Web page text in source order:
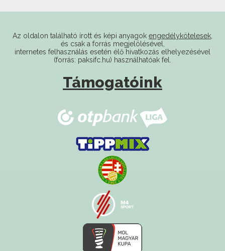
Az oldalon található írott és képi anyagok engedélykötelesek
és csak a forrás megjelölésével,
internetes felhasználás esetén élő hivatkozás elhelyezésével
(forrás: paksifc.hu) használhatóak fel.
Támogatóink